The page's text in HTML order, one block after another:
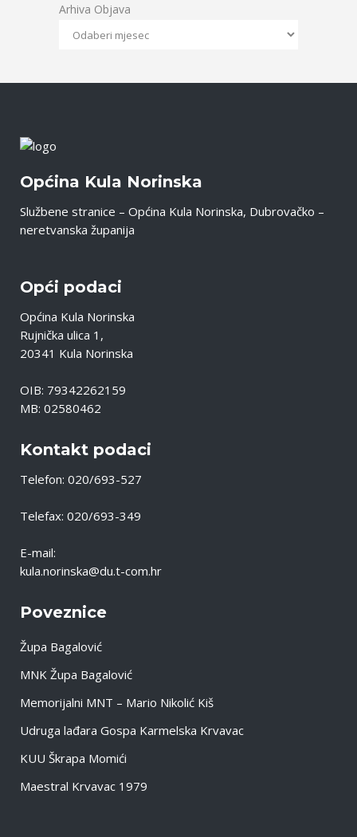
Arhiva Objava
Općina Kula Norinska
Službene stranice – Općina Kula Norinska, Dubrovačko –
neretvanska županija
Opći podaci
Općina Kula Norinska
Rujnička ulica 1,
20341 Kula Norinska
OIB: 79342262159
MB: 02580462
Kontakt podaci
Telefon: 020/693-527
Telefax: 020/693-349
E-mail:
kula.norinska@du.t-com.hr
Poveznice
Župa Bagalović
MNK Župa Bagalović
Memorijalni MNT – Mario Nikolić Kiš
Udruga lađara Gospa Karmelska Krvavac
KUU Škrapa Momići
Maestral Krvavac 1979